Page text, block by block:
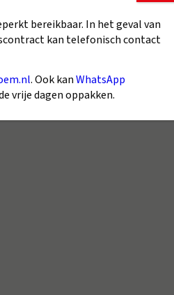
bereikbaar. In het geval van
kan telefonisch contact
. Ook kanWhatsApp
vrije dagen oppakken.